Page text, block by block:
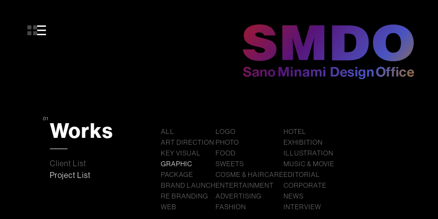
01 Works
Client List
Project List
ALL
ART DIRECTION
KEY VISUAL
GRAPHIC
PACKAGE
BRAND LAUNCH
RE BRANDING
WEB
LOGO
PHOTO
FOOD
SWEETS
COSME & HAIRCARE
ENTERTAINMENT
ADVERTISING
FASHION
HOTEL
EXHIBITION
ILLUSTRATION
MUSIC & MOVIE
EDITORIAL
CORPORATE
NEWS
INTERVIEW